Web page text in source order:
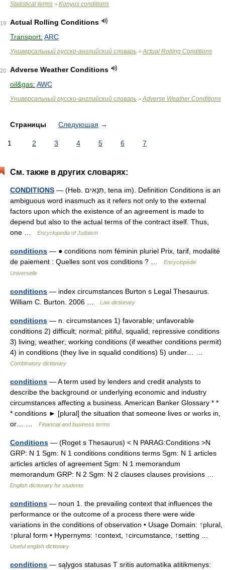
Statistical terms > Konyus conditions
19
Actual Rolling Conditions
Transport: ARC
Универсальный русско-английский словарь > Actual Rolling Conditions
20
Adverse Weather Conditions
oil&gas: AWC
Универсальный русско-английский словарь > Adverse Weather Conditions
Страницы Следующая →
1 2 3 4 5 6 7
См. также в других словарях:
CONDITIONS — (Heb. תְּנָאִים, tena im). Definition Conditions is an
ambiguous word inasmuch as it refers not only to the external
factors upon which the existence of an agreement is made to
depend but also to the actual terms of the contract itself. Thus,
one …
Encyclopedia of Judaism
conditions — ● conditions nom féminin pluriel Prix, tarif, modalité
de paiement : Quelles sont vos conditions ? …
Encyclopédie
Universelle
conditions — index circumstances Burton s Legal Thesaurus.
William C. Burton. 2006 …
Law dictionary
conditions — n. circumstances 1) favorable; unfavorable
conditions 2) difficult; normal; pitiful, squalid; repressive conditions
3) living; weather; working conditions (if weather conditions permit)
4) in conditions (they live in squalid conditions) 5) under… …
Combinatory dictionary
conditions — A term used by lenders and credit analysts to
describe the background or underlying economic and industry
circumstances affecting a business. American Banker Glossary * *
* conditions ► [plural] the situation that someone lives or works in,
or… …
Financial and business terms
Conditions — (Roget s Thesaurus) < N PARAG:Conditions >N
GRP: N 1 Sgm: N 1 conditions conditions terms Sgm: N 1 articles
articles articles of agreement Sgm: N 1 memorandum
memorandum GRP: N 2 Sgm: N 2 clauses clauses provisions …
English dictionary for students
conditions — noun 1. the prevailing context that influences the
performance or the outcome of a process there were wide
variations in the conditions of observation • Usage Domain: ↑plural,
↑plural form • Hypernyms: ↑context, ↑circumstance, ↑setting …
Useful english dictionary
conditions — sąlygos statusas T sritis automatika atitikmenys: